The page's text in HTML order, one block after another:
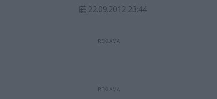
komplet, a na parkiecie mnóstwo
odczuć atmosferę koszykarskiej
22.09.2012 23:44
REKLAMA
REKLAMA